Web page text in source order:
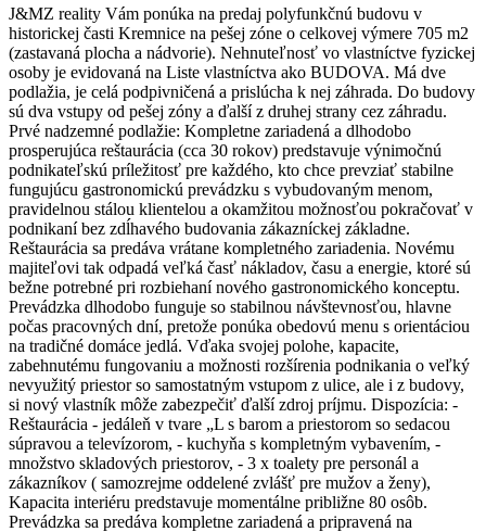
J&MZ reality Vám ponúka na predaj polyfunkčnú budovu v
historickej časti Kremnice na pešej zóne o celkovej výmere 705 m2
(zastavaná plocha a nádvorie). Nehnuteľnosť vo vlastníctve fyzickej
osoby je evidovaná na Liste vlastníctva ako BUDOVA. Má dve
podlažia, je celá podpivničená a prislúcha k nej záhrada. Do budovy
sú dva vstupy od pešej zóny a ďalší z druhej strany cez záhradu.
Prvé nadzemné podlažie: Kompletne zariadená a dlhodobo
prosperujúca reštaurácia (cca 30 rokov) predstavuje výnimočnú
podnikateľskú príležitosť pre každého, kto chce prevziať stabilne
fungujúcu gastronomickú prevádzku s vybudovaným menom,
pravidelnou stálou klientelou a okamžitou možnosťou pokračovať v
podnikaní bez zdĺhavého budovania zákazníckej základne.
Reštaurácia sa predáva vrátane kompletného zariadenia. Novému
majiteľovi tak odpadá veľká časť nákladov, času a energie, ktoré sú
bežne potrebné pri rozbiehaní nového gastronomického konceptu.
Prevádzka dlhodobo funguje so stabilnou návštevnosťou, hlavne
počas pracovných dní, pretože ponúka obedovú menu s orientáciou
na tradičné domáce jedlá. Vďaka svojej polohe, kapacite,
zabehnutému fungovaniu a možnosti rozšírenia podnikania o veľký
nevyužitý priestor so samostatným vstupom z ulice, ale i z budovy,
si nový vlastník môže zabezpečiť ďalší zdroj príjmu. Dispozícia: -
Reštaurácia - jedáleň v tvare „L s barom a priestorom so sedacou
súpravou a televízorom, - kuchyňa s kompletným vybavením, -
množstvo skladových priestorov, - 3 x toalety pre personál a
zákazníkov ( samozrejme oddelené zvlášť pre mužov a ženy),
Kapacita interiéru predstavuje momentálne približne 80 osôb.
Prevádzka sa predáva kompletne zariadená a pripravená na